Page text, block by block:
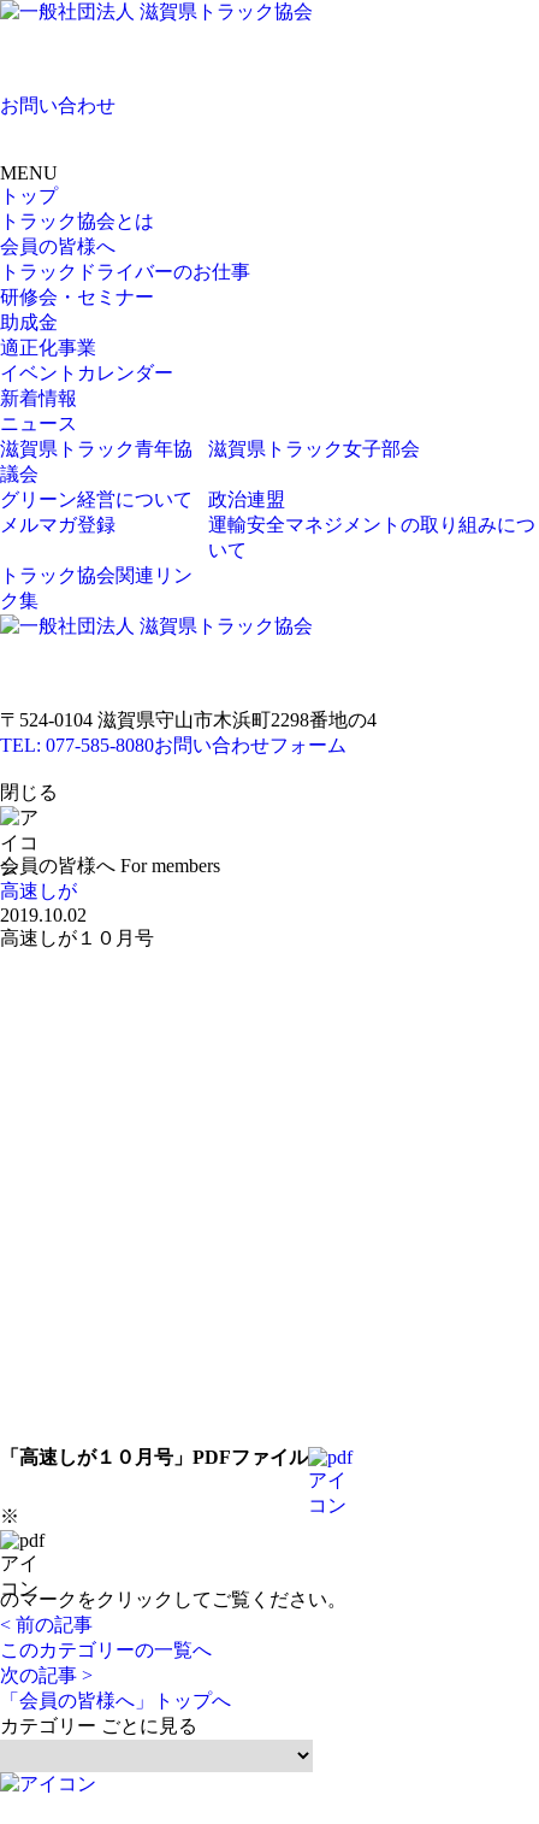
お問い合わせ
MENU
トップ
トラック協会とは
会員の皆様へ
トラックドライバーのお仕事
研修会・セミナー
助成金
適正化事業
イベントカレンダー
新着情報
ニュース
滋賀県トラック青年協
議会
滋賀県トラック女子部会
グリーン経営について
政治連盟
メルマガ登録
運輸安全マネジメントの取り組みにつ
いて
トラック協会関連リン
ク集
〒524-0104 滋賀県守山市木浜町2298番地の4
TEL: 077-585-8080お問い合わせフォーム
閉じる
会員の皆様へ For members
高速しが
2019.10.02
高速しが１０月号
「高速しが１０月号」PDFファイル
※
のマークをクリックしてご覧ください。
< 前の記事
このカテゴリーの一覧へ
次の記事 >
「会員の皆様へ」トップへ
カテゴリー ごとに見る